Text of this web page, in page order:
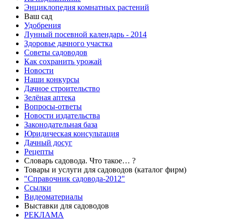
Энциклопедия комнатных растений
Ваш сад
Удобрения
Лунный посевной календарь - 2014
Здоровье дачного участка
Советы садоводов
Как сохранить урожай
Новости
Наши конкурсы
Дачное строительство
Зелёная аптека
Вопросы-ответы
Новости издательства
Законодательная база
Юридическая консультация
Дачный досуг
Рецепты
Словарь садовода. Что такое… ?
Товары и услуги для садоводов (каталог фирм)
"Справочник садовода-2012"
Ссылки
Видеоматериалы
Выставки для садоводов
РЕКЛАМА